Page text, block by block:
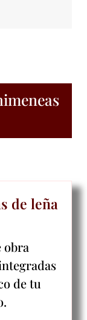
de leña
obra
de tu